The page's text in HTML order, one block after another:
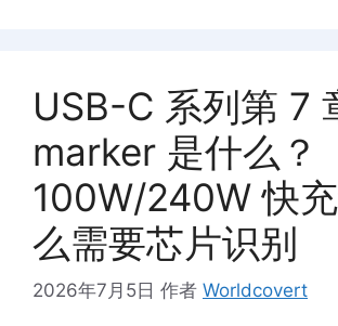
USB-C 系列第 7
marker 是什么？
100W/240W 快
么需要芯片识别
2026年7月5日 作者 Worldcovert